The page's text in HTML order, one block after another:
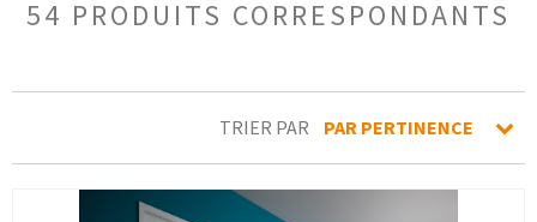
54 PRODUITS CORRESPONDANTS
TRIER PAR PAR PERTINENCE